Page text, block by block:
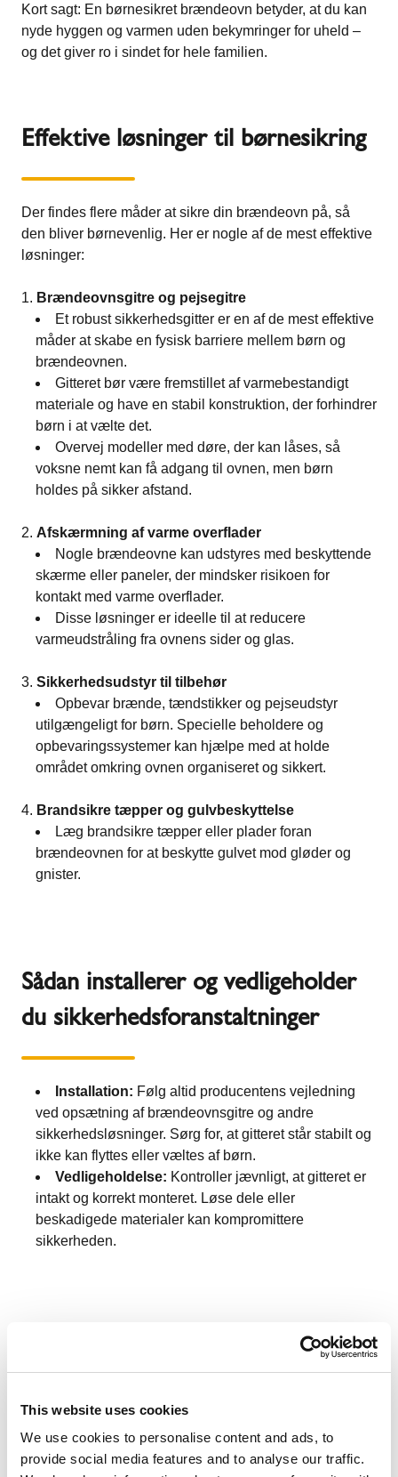
This website uses cookies
We use cookies to personalise content and ads, to
provide social media features and to analyse our traffic.
Kort sagt: En børnesikret brændeovn betyder, at du kan
nyde hyggen og varmen uden bekymringer for uheld –
og det giver ro i sindet for hele familien.
Effektive løsninger til børnesikring
Der findes flere måder at sikre din brændeovn på, så
den bliver børnevenlig. Her er nogle af de mest effektive
løsninger:
Brændeovnsgitre og pejsegitre
Et robust sikkerhedsgitter er en af de mest effektive
måder at skabe en fysisk barriere mellem børn og
brændeovnen.
Gitteret bør være fremstillet af varmebestandigt
materiale og have en stabil konstruktion, der forhindrer
børn i at vælte det.
Overvej modeller med døre, der kan låses, så
voksne nemt kan få adgang til ovnen, men børn
holdes på sikker afstand.
Afskærmning af varme overflader
Nogle brændeovne kan udstyres med beskyttende
skærme eller paneler, der mindsker risikoen for
kontakt med varme overflader.
Disse løsninger er ideelle til at reducere
varmeudstråling fra ovnens sider og glas.
Sikkerhedsudstyr til tilbehør
Opbevar brænde, tændstikker og pejseudstyr
utilgængeligt for børn. Specielle beholdere og
opbevaringssystemer kan hjælpe med at holde
området omkring ovnen organiseret og sikkert.
Brandsikre tæpper og gulvbeskyttelse
Læg brandsikre tæpper eller plader foran
brændeovnen for at beskytte gulvet mod gløder og
gnister.
Sådan installerer og vedligeholder
du sikkerhedsforanstaltninger
Installation: Følg altid producentens vejledning
ved opsætning af brændeovnsgitre og andre
sikkerhedsløsninger. Sørg for, at gitteret står stabilt og
ikke kan flyttes eller væltes af børn.
Vedligeholdelse: Kontroller jævnligt, at gitteret er
intakt og korrekt monteret. Løse dele eller
beskadigede materialer kan kompromittere
sikkerheden.